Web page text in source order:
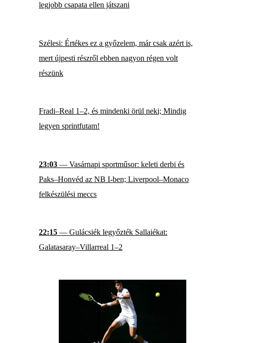
legjobb csapata ellen játszani
Szélesi: Értékes ez a győzelem, már csak azért is,
mert újpesti részről ebben nagyon régen volt
részünk
Fradi–Real 1–2, és mindenki örül neki; Mindig
legyen sprintfutam!
23:03 — Vasárnapi sportműsor: keleti derbi és
Paks–Honvéd az NB I-ben; Liverpool–Monaco
felkészülési meccs
22:15 — Gulácsiék legyőzték Sallaiékat:
Galatasaray–Villarreal 1–2